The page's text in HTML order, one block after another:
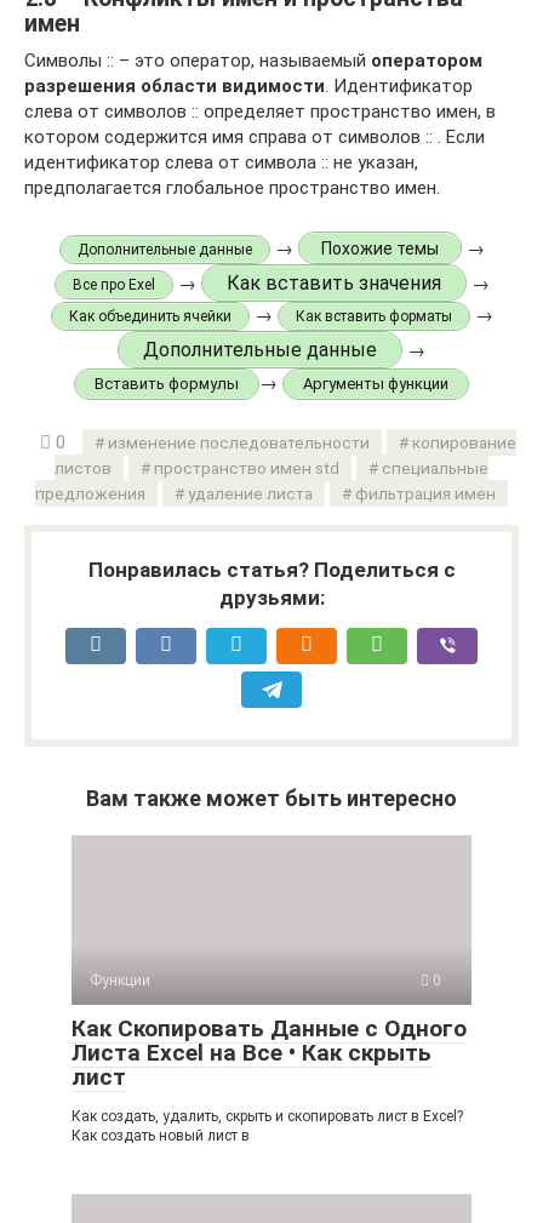
имен
Символы :: – это оператор, называемый оператором
разрешения области видимости. Идентификатор
слева от символов :: определяет пространство имен, в
котором содержится имя справа от символов :: . Если
идентификатор слева от символа :: не указан,
предполагается глобальное пространство имен.
Дополнительные данные → Похожие темы →
Все про Exel → Как вставить значения →
Как объединить ячейки → Как вставить форматы →
Дополнительные данные →
Вставить формулы → Аргументы функции
0 изменение последовательности
копирование
листов
пространство имен std
специальные
предложения
удаление листа фильтрация имен
Понравилась статья? Поделиться с
друзьями:
Вам также может быть интересно
Функции 0
Как Скопировать Данные с Одного
Листа Excel на Все • Как скрыть
лист
Как создать, удалить, скрыть и скопировать лист в Excel?
Как создать новый лист в